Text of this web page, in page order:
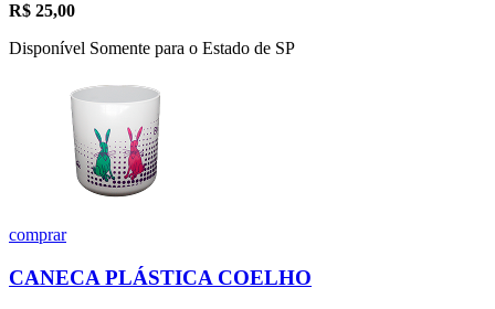
R$ 25,00
Disponível Somente para o Estado de SP
comprar
CANECA PLÁSTICA COELHO